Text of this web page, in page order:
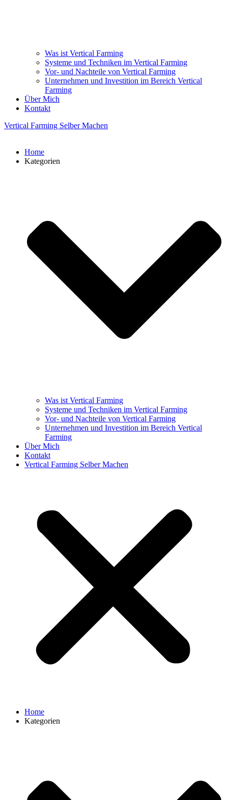
Was ist Vertical Farming
Systeme und Techniken im Vertical Farming
Vor- und Nachteile von Vertical Farming
Unternehmen und Investition im Bereich Vertical
Farming
Über Mich
Kontakt
Vertical Farming Selber Machen
Home
Kategorien
Was ist Vertical Farming
Systeme und Techniken im Vertical Farming
Vor- und Nachteile von Vertical Farming
Unternehmen und Investition im Bereich Vertical
Farming
Über Mich
Kontakt
Vertical Farming Selber Machen
Home
Kategorien